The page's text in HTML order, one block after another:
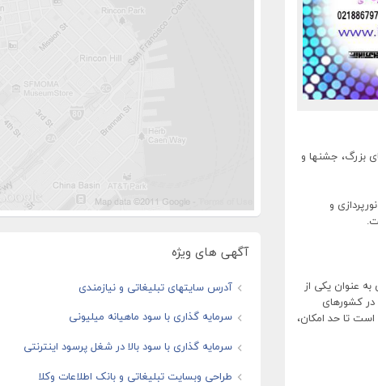
بزرگ، جشنها و
و
عنوان یکی از
در کشورهای
تا حد امکان،
آگهی های ویژه
آدرس سایتهای تبلیغاتی و نیازمندی
سرمایه گذاری با سود ماهیانه میلیونی
سرمایه گذاری با سود بالا در شغل پرسود اینترنتی
طراحی وبسایت تبلیغاتی و بانک اطلاعات وکلا